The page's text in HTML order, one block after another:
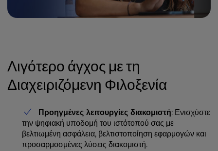
Λιγότερο άγχος με τη
Διαχειριζόμενη Φιλοξενία
Προηγμένες λειτουργίες διακομιστή: Ενισχύστε
την ψηφιακή υποδομή του ιστότοπού σας με
βελτιωμένη ασφάλεια, βελτιστοποίηση εφαρμογών και
προσαρμοσμένες λύσεις διακομιστή.